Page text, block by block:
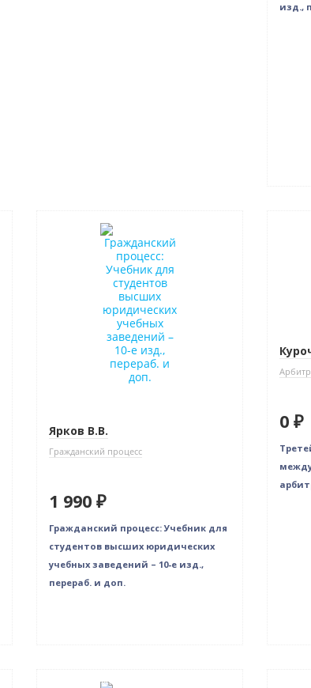
изд.,
Ярков В.В.
Гражданский процесс
1 990 ₽
Гражданский процесс: Учебник для
студентов высших юридических
учебных заведений – 10-е изд.,
перераб. и доп.
Нет
0 ₽
Нет в наличии